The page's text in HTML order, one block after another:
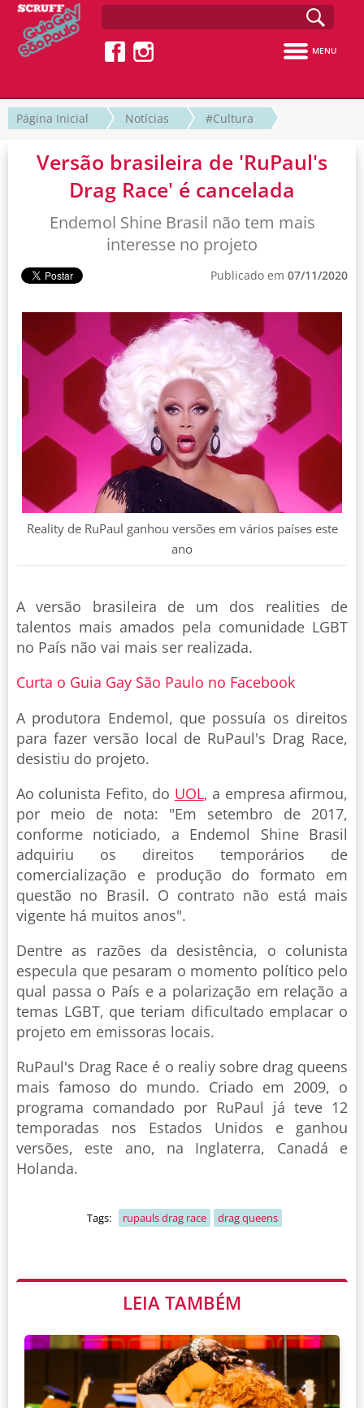
MENU
Página Inicial Notícias #Cultura
Versão brasileira de 'RuPaul's
Drag Race' é cancelada
Endemol Shine Brasil não tem mais
interesse no projeto
Publicado em 07/11/2020
Reality de RuPaul ganhou versões em vários países este
ano
A versão brasileira de um dos realities de
talentos mais amados pela comunidade LGBT
no País não vai mais ser realizada.
Curta o Guia Gay São Paulo no Facebook
A produtora Endemol, que possuía os direitos
para fazer versão local de RuPaul's Drag Race,
desistiu do projeto.
Ao colunista Fefito, do UOL, a empresa afirmou,
por meio de nota: "Em setembro de 2017,
conforme noticiado, a Endemol Shine Brasil
adquiriu os direitos temporários de
comercialização e produção do formato em
questão no Brasil. O contrato não está mais
vigente há muitos anos".
Dentre as razões da desistência, o colunista
especula que pesaram o momento político pelo
qual passa o País e a polarização em relação a
temas LGBT, que teriam dificultado emplacar o
projeto em emissoras locais.
RuPaul's Drag Race é o realiy sobre drag queens
mais famoso do mundo. Criado em 2009, o
programa comandado por RuPaul já teve 12
temporadas nos Estados Unidos e ganhou
versões, este ano, na Inglaterra, Canadá e
Holanda.
Tags: rupauls drag race drag queens
LEIA TAMBÉM